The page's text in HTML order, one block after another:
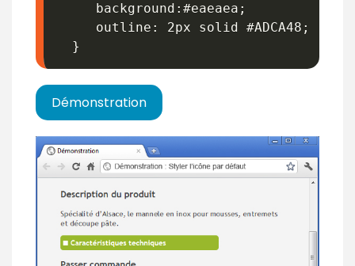
     background:#eaeaea;
     outline: 2px solid #ADCA48;
  }
Démonstration